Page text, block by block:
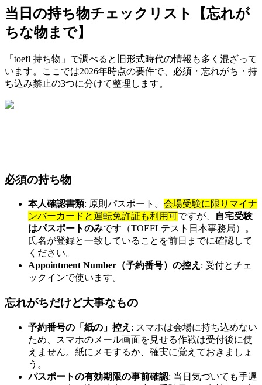
当日の持ち物チェックリスト【忘れが
ちな物まで】
「toefl 持ち物」で調べると旧形式時代の情報も多く混ざって
います。ここでは2026年時点の要件で、必須・忘れがち・持
ち込み禁止の3つに分けて整理します。
必須の持ち物
本人確認書類: 原則パスポート。 会場受験に限りマイナ
ンバーカードと運転免許証も利用可ですが、
自宅受験
はパスポートのみです（TOEFLテスト日本事務局）。
氏名が登録と一致していることを前日までに確認して
ください。
Appointment Number（予約番号）の控え : 受付とチェ
ックインで使います。
忘れがちだけど大事なもの
予約番号の「紙の」控え : スマホは会場に持ち込めない
ため、スマホのメール画面を見せる作戦は受付後に使
えません。紙にメモするか、確実に覚えておきましょ
う。
パスポートの有効期限の事前確認: 当日気づいても手遅